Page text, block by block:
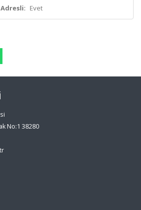
Evet
No:1 38280